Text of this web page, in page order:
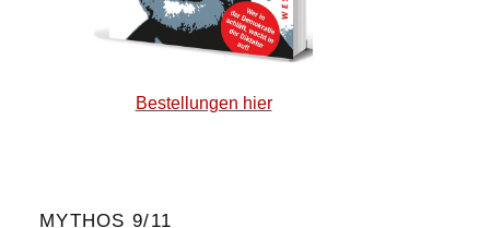
Bestellungen hier
MYTHOS 9/11